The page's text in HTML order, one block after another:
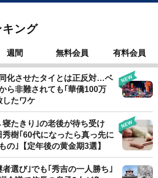
キング
週間 無料会員 有料会員
化させたタイとは正反対…ベ
ら非難されても｢華僑100万
したワケ
たきり｣の老後が待ち受け
樹｢60代になったら真っ先に
の｣【定年後の黄金期3選】
者選び｣でも｢秀吉の一人勝ち｣